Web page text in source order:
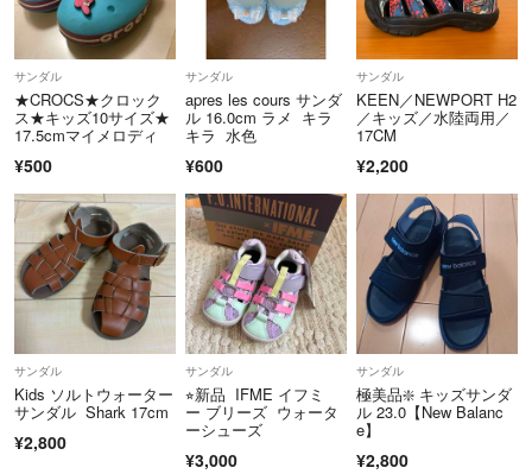
サンダル
★CROCS★クロック
ス★キッズ10サイズ★
17.5cmマイメロディ
¥500
サンダル
apres les cours サンダ
ル 16.0cm ラメ キラ
キラ 水色
¥600
サンダル
KEEN／NEWPORT H2
／キッズ／水陸両用／
17CM
¥2,200
サンダル
Kids ソルトウォーター
サンダル Shark 17cm
¥2,800
サンダル
⭐︎新品 IFME イフミ
ー ブリーズ ウォータ
ーシューズ
¥3,000
サンダル
極美品❇️ キッズサンダ
ル 23.0【New Balanc
e】
¥2,800